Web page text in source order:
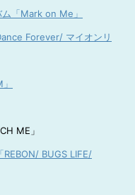
「Mark on Me」
Forever/ マイオンリ
ME」
BUGS LIFE/